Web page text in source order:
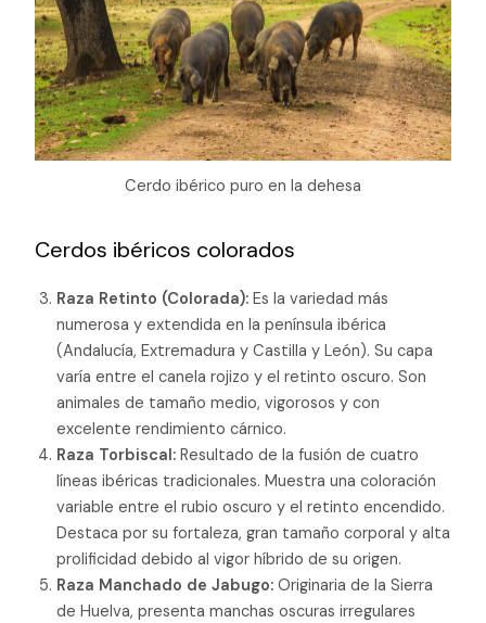
Cerdo ibérico puro en la dehesa
Cerdos ibéricos colorados
Raza Retinto (Colorada): Es la variedad más
numerosa y extendida en la península ibérica
(Andalucía, Extremadura y Castilla y León). Su capa
varía entre el canela rojizo y el retinto oscuro. Son
animales de tamaño medio, vigorosos y con
excelente rendimiento cárnico.
Raza Torbiscal: Resultado de la fusión de cuatro
líneas ibéricas tradicionales. Muestra una coloración
variable entre el rubio oscuro y el retinto encendido.
Destaca por su fortaleza, gran tamaño corporal y alta
prolificidad debido al vigor híbrido de su origen.
Raza Manchado de Jabugo: Originaria de la Sierra
de Huelva, presenta manchas oscuras irregulares